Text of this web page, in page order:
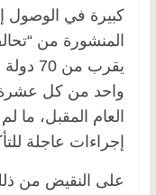
كبيرة في الوصول
المنشورة من
يقرب
العام المقبل، ما
إجراءات عاجلة
على النقيض من